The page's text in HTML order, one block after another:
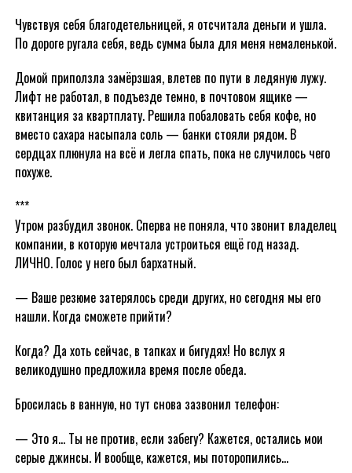
Чувствуя себя благодетельницей, я отсчитала деньги и ушла.
По дороге ругала себя, ведь сумма была для меня немаленькой.
Домой приползла замёрзшая, влетев по пути в ледяную лужу.
Лифт не работал, в подъезде темно, в почтовом ящике —
квитанция за квартплату. Решила побаловать себя кофе, но
вместо сахара насыпала соль — банки стояли рядом. В
сердцах плюнула на всё и легла спать, пока не случилось чего
похуже.
***
Утром разбудил звонок. Сперва не поняла, что звонит владелец
компании, в которую мечтала устроиться ещё год назад.
ЛИЧНО. Голос у него был бархатный.
— Ваше резюме затерялось среди других, но сегодня мы его
нашли. Когда сможете прийти?
Когда? Да хоть сейчас, в тапках и бигудях! Но вслух я
великодушно предложила время после обеда.
Бросилась в ванную, но тут снова зазвонил телефон:
— Это я… Ты не против, если забегу? Кажется, остались мои
серые джинсы. И вообще, кажется, мы поторопились…